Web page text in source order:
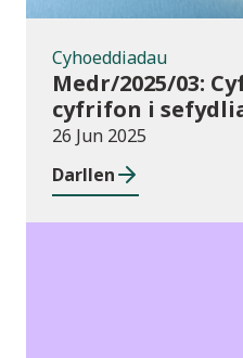
Cyhoeddiadau
Medr/2025/03:
cyfrifon i
uwch yng
2024/25
26 Jun 2025
Darllen